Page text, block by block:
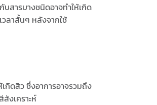
สารบางชนิดอาจทำให้เกิด
วลาสั้นๆ หลังจากใช้
กิดสิว ซึ่งอาการอาจรวมถึง
งเคราะห์